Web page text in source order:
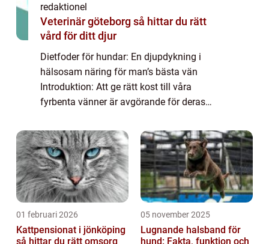
redaktionel
Veterinär göteborg så hittar du rätt
vård för ditt djur
Dietfoder för hundar: En djupdykning i
hälsosam näring för man’s bästa vän
Introduktion: Att ge rätt kost till våra
fyrbenta vänner är avgörande för deras
hundar har blivit alltmer populärt bland
hundägare...
01 februari 2026
Kattpensionat i jönköping
så hittar du rätt omsorg
05 november 2025
Lugnande halsband för
hund: Fakta, funktion och